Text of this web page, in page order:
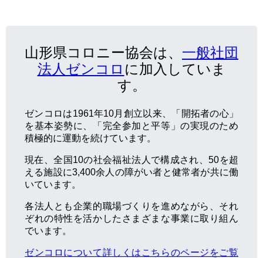
山形県コロニー協会は、 一般社団
法人ゼンコロ に加入していま
す。
ゼンコロは1961年10月創立以来、「開拓者の心」
を基本姿勢に、「完全参加と平等」の実現のため
積極的に運動を続けています。
現在、全国10の社会福祉法人で構成され、50を超
える施設に3,400余人の障がい者と健常者が共に働
いています。
各法人とも企業的職場づくりを進めながら、それ
ぞれの特性を活かしたさまざまな事業に取り組ん
でいます。
ゼンコロについて詳しくはこちらのページをご覧